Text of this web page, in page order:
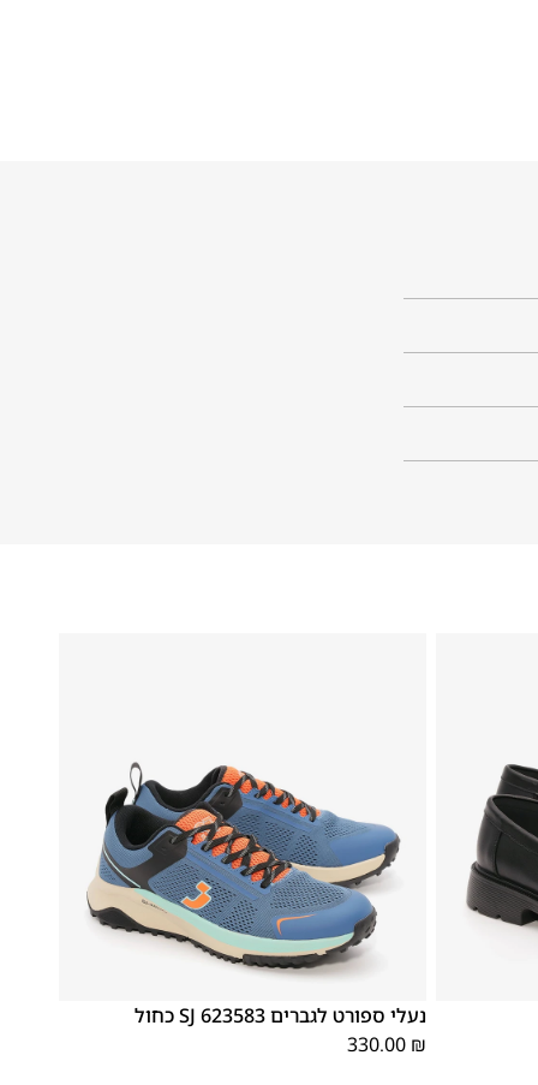
נעלי ספורט לגברים SJ 623583 כחול
330.00 ₪